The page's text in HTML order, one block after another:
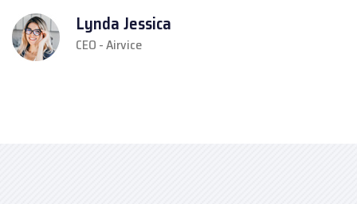
Lynda Jessica
CEO - Airvice